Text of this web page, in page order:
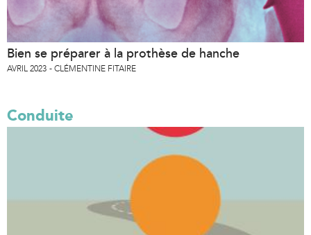
Bien se préparer à la prothèse de hanche
AVRIL 2023 CLÉMENTINE FITAIRE
Conduite